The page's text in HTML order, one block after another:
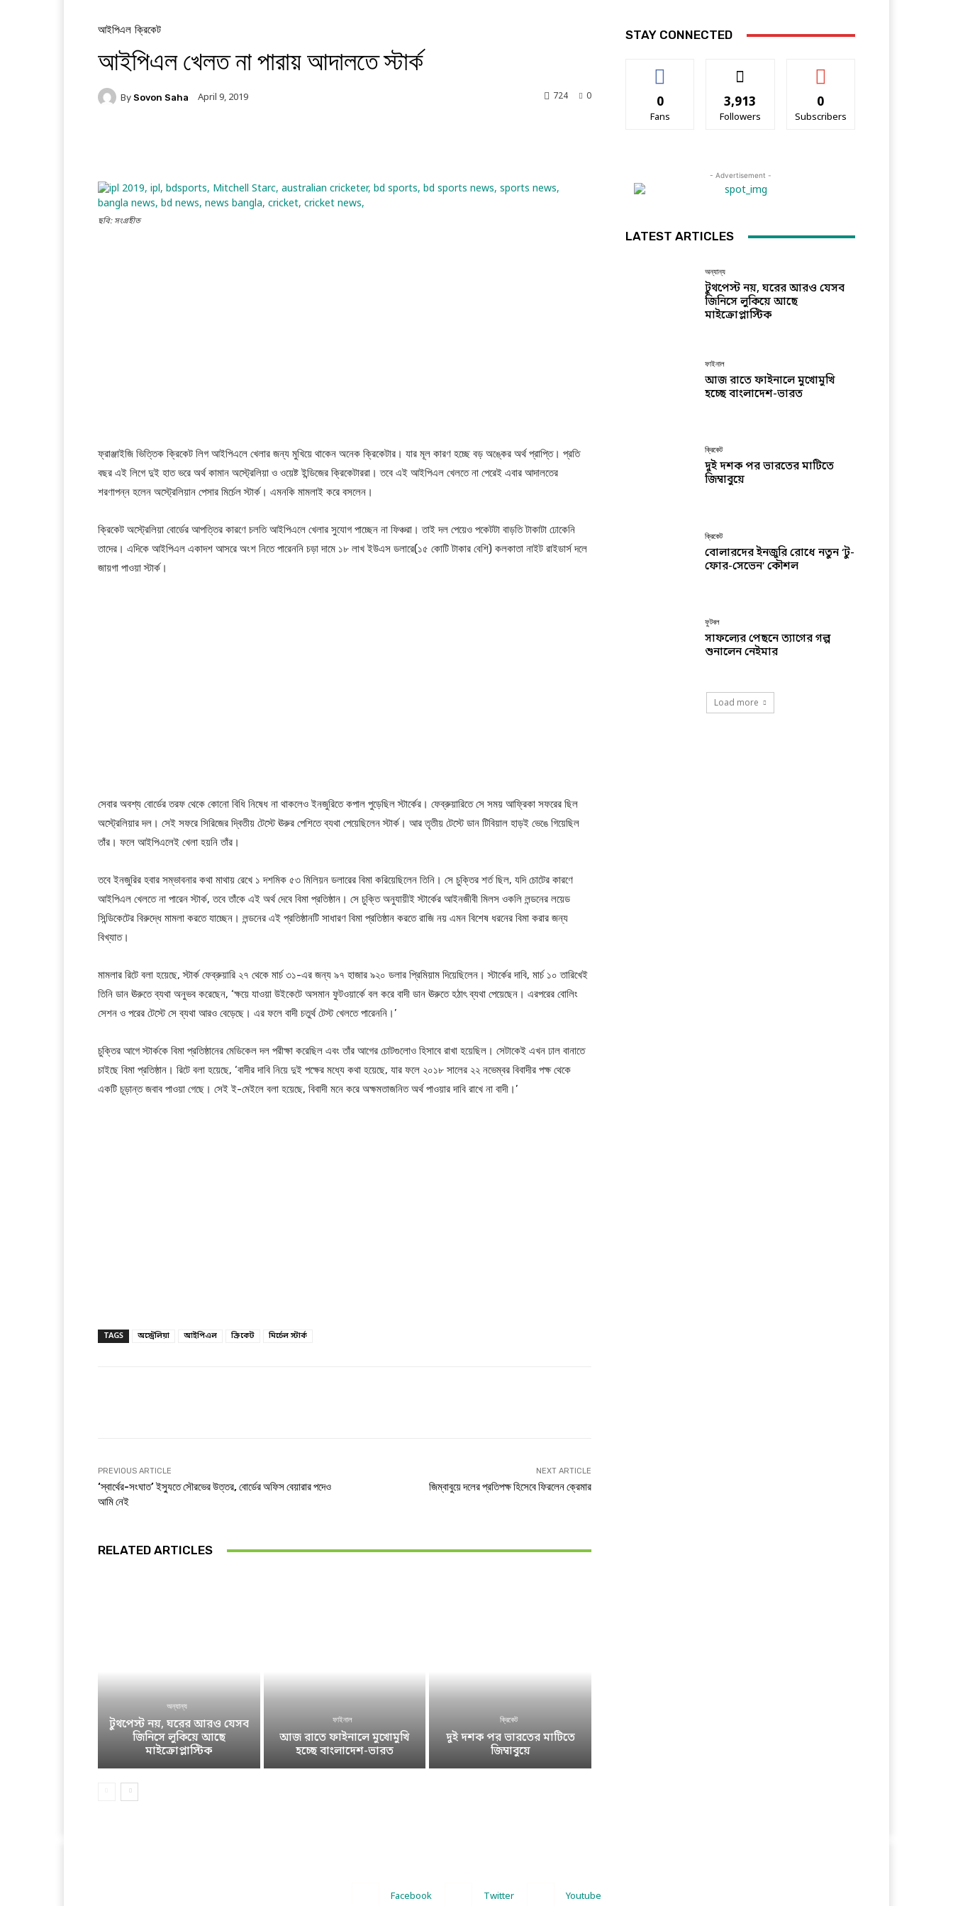
আইপিএল ক্রিকেট
আইপিএল খেলত না পারায় আদালতে স্টার্ক
By Sovon Saha April 9, 2019 0
724
ছবি: সংগ্রহীত
ফ্রাঞ্জাইজি ভিত্তিক ক্রিকেট লিগ আইপিএলে খেলার জন্য মুখিয়ে থাকেন অনেক ক্রিকেটার। যার মূল কারণ হচ্ছে বড় অঙ্কের অর্থ প্রাপ্তি। প্রতি
বছর এই লিগে দুই হাত ভরে অর্থ কামান অস্ট্রেলিয়া ও ওয়েষ্ট ইন্ডিজের ক্রিকেটাররা। তবে এই আইপিএল খেলতে না পেরেই এবার আদালতের
শরণাপন্ন হলেন অস্ট্রেলিয়ান পেসার মির্চেল স্টার্ক। এমনকি মামলাই করে বসলেন।
ক্রিকেট অস্ট্রেলিয়া বোর্ডের আপত্তির কারণে চলতি আইপিএলে খেলার সুযোগ পাচ্ছেন না ফিঞ্চরা। তাই দল পেয়েও পকেটটা বাড়তি টাকাটা ঢোকেনি
তাদের। এদিকে আইপিএল একাদশ আসরে অংশ নিতে পারেননি চড়া দামে ১৮ লাখ ইউএস ডলারে(১৫ কোটি টাকার বেশি) কলকাতা নাইট রাইডার্স দলে
জায়গা পাওয়া স্টার্ক।
সেবার অবশ্য বোর্ডের তরফ থেকে কোনো বিধি নিষেধ না থাকলেও ইনজুরিতে কপাল পুড়েছিল স্টার্কের। ফেব্রুয়ারিতে সে সময় আফ্রিকা সফরের ছিল
অস্ট্রেলিয়ার দল। সেই সফরে সিরিজের দ্বিতীয় টেস্টে ঊরুর পেশিতে ব্যথা পেয়েছিলেন স্টার্ক। আর তৃতীয় টেস্টে ডান টিবিয়াল হাড়ই ভেঙে গিয়েছিল
তাঁর। ফলে আইপিএলেই খেলা হয়নি তাঁর।
তবে ইনজুরির হবার সম্ভাবনার কথা মাথায় রেখে ১ দশমিক ৫৩ মিলিয়ন ডলারের বিমা করিয়েছিলেন তিনি। সে চুক্তির শর্ত ছিল, যদি চোটের কারণে
আইপিএল খেলতে না পারেন স্টার্ক, তবে তাঁকে এই অর্থ দেবে বিমা প্রতিষ্ঠান। সে চুক্তি অনুযায়ীই স্টার্কের আইনজীবী মিলস ওকলি লন্ডনের লয়েড
সিন্ডিকেটের বিরুদ্ধে মামলা করতে যাচ্ছেন। লন্ডনের এই প্রতিষ্ঠানটি সাধারণ বিমা প্রতিষ্ঠান করতে রাজি নয় এমন বিশেষ ধরনের বিমা করার জন্য
বিখ্যাত।
মামলার রিটে বলা হয়েছে, স্টার্ক ফেব্রুয়ারি ২৭ থেকে মার্চ ৩১-এর জন্য ৯৭ হাজার ৯২০ ডলার প্রিমিয়াম দিয়েছিলেন। স্টার্কের দাবি, মার্চ ১০ তারিখেই
তিনি ডান ঊরুতে ব্যথা অনুভব করেছেন, ‘ক্ষয়ে যাওয়া উইকেটে অসমান ফুটওয়ার্কে বল করে বাদী ডান ঊরুতে হঠাৎ ব্যথা পেয়েছেন। এরপরের বোলিং
সেশন ও পরের টেস্টে সে ব্যথা আরও বেড়েছে। এর ফলে বাদী চতুর্থ টেস্ট খেলতে পারেননি।’
চুক্তির আগে স্টার্ককে বিমা প্রতিষ্ঠানের মেডিকেল দল পরীক্ষা করেছিল এবং তাঁর আগের চোটগুলোও হিসাবে রাখা হয়েছিল। সেটাকেই এখন ঢাল বানাতে
চাইছে বিমা প্রতিষ্ঠান। রিটে বলা হয়েছে, ‘বাদীর দাবি নিয়ে দুই পক্ষের মধ্যে কথা হয়েছে, যার ফলে ২০১৮ সালের ২২ নভেম্বর বিবাদীর পক্ষ থেকে
একটি চূড়ান্ত জবাব পাওয়া গেছে। সেই ই-মেইলে বলা হয়েছে, বিবাদী মনে করে অক্ষমতাজনিত অর্থ পাওয়ার দাবি রাখে না বাদী।’
TAGS অস্ট্রেলিয়া আইপিএল ক্রিকেট মির্চেল স্টার্ক
PREVIOUS ARTICLE
‘স্বার্থের-সংঘাত’ ইস্যুতে সৌরভের উত্তর, বোর্ডের অফিস বেয়ারার পদেও
আমি নেই
NEXT ARTICLE
জিম্বাবুয়ে দলের প্রতিপক্ষ হিসেবে ফিরলেন ক্রেমার
RELATED ARTICLES
অন্যান্য
টুথপেস্ট নয়, ঘরের আরও যেসব
জিনিসে লুকিয়ে আছে
মাইক্রোপ্লাস্টিক
ফাইনাল
আজ রাতে ফাইনালে মুখোমুখি
হচ্ছে বাংলাদেশ-ভারত
ক্রিকেট
দুই দশক পর ভারতের মাটিতে
জিম্বাবুয়ে
STAY CONNECTED
0
Fans
3,913
Followers
0
Subscribers
- Advertisement -
LATEST ARTICLES
অন্যান্য
টুথপেস্ট নয়, ঘরের আরও যেসব
জিনিসে লুকিয়ে আছে
মাইক্রোপ্লাস্টিক
ফাইনাল
আজ রাতে ফাইনালে মুখোমুখি
হচ্ছে বাংলাদেশ-ভারত
ক্রিকেট
দুই দশক পর ভারতের মাটিতে
জিম্বাবুয়ে
ক্রিকেট
বোলারদের ইনজুরি রোধে নতুন ‘টু-
ফোর-সেভেন’ কৌশল
ফুটবল
সাফল্যের পেছনে ত্যাগের গল্প
শুনালেন নেইমার
Load more
Facebook Twitter Youtube